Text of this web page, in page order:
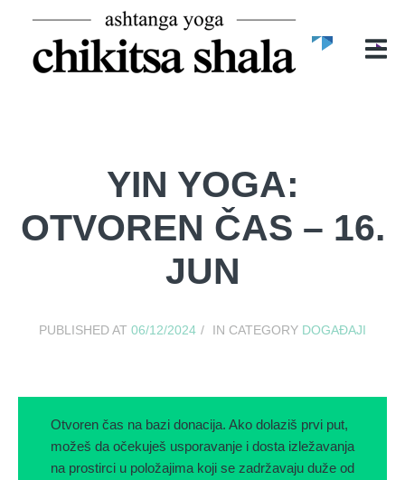
POČETNA
O NAMA
BLOG
YIN YOGA:
OTVOREN ČAS – 16.
JUN
PUBLISHED AT 06/12/2024 IN CATEGORY DOGAĐAJI
Otvoren čas na bazi donacija. Ako dolaziš prvi put,
možeš da očekuješ usporavanje i dosta izležavanja
na prostirci u položajima koji se zadržavaju duže od